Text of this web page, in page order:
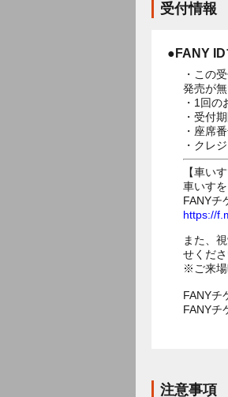
受付情報
●FANY
・この
発売が
・1回
・受付
・座席
・クレ
【車い
車いす
FANYチ
https://
また、
せくださ
※ご来場
FANYチ
FANYチ
注意事項